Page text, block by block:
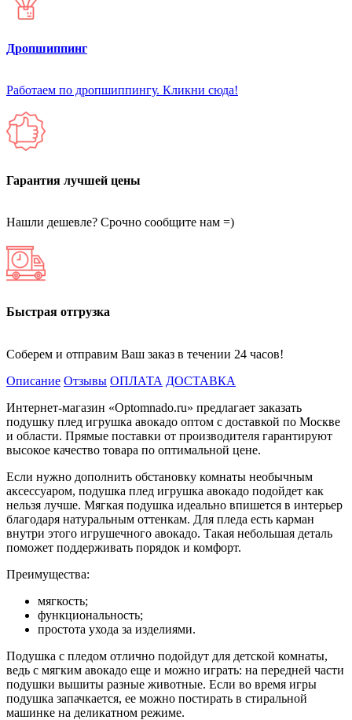
Дропшиппинг
Работаем по дропшиппингу. Кликни сюда!
Гарантия лучшей цены
Нашли дешевле? Срочно сообщите нам =)
Быстрая отгрузка
Соберем и отправим Ваш заказ в течении 24 часов!
Описание Отзывы ОПЛАТА ДОСТАВКА
Интернет-магазин «Optomnado.ru» предлагает заказать
подушку плед игрушка авокадо оптом с доставкой по Москве
и области. Прямые поставки от производителя гарантируют
высокое качество товара по оптимальной цене.
Если нужно дополнить обстановку комнаты необычным
аксессуаром, подушка плед игрушка авокадо подойдет как
нельзя лучше. Мягкая подушка идеально впишется в интерьер
благодаря натуральным оттенкам. Для пледа есть карман
внутри этого игрушечного авокадо. Такая небольшая деталь
поможет поддерживать порядок и комфорт.
Преимущества:
мягкость;
функциональность;
простота ухода за изделиями.
Подушка с пледом отлично подойдут для детской комнаты,
ведь с мягким авокадо еще и можно играть: на передней части
подушки вышиты разные животные. Если во время игры
подушка запачкается, ее можно постирать в стиральной
машинке на деликатном режиме.